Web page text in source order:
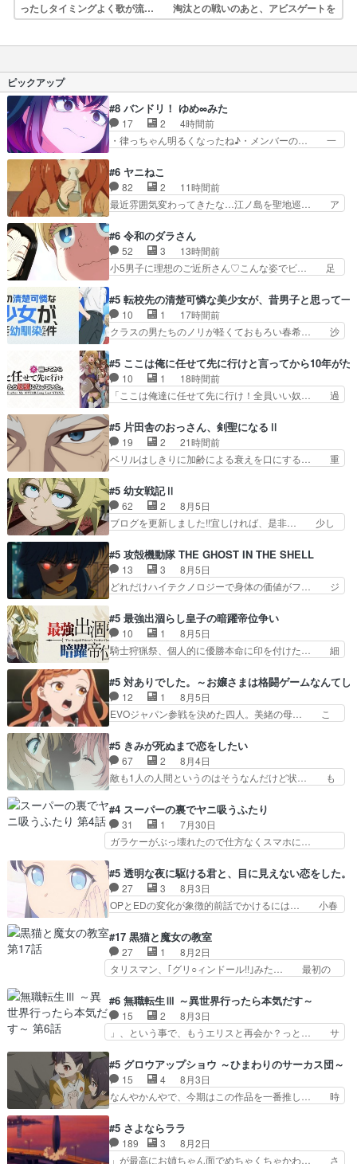
ったしタイミングよく歌が流… 淘汰との戦いのあと、アビスゲートを
誰が閉… どこからどう見てもただの追放系なろうハー… 元教え子
ピックアップ
#8 バンドリ！ ゆめ∞みた
17 2
4時間前
・律っちゃん明るくなったね♪・メンバーの… 一
はあなたが嫌いなんです」「バンドやめ… 何が起
きているのか！？次週、みゅーたいぷ… ビオラ
様、律ちゃんを奪うのではなく敢えて… 助けたい
気持ちはあるでも、それだけじゃど… あられ等の
イベント発生かなっと思ったけ… ようやくバンド
の中での深い対話やそこから… ああいうのまとめ
動画って言うんですか？あ…
#6 ヤニねこ
82 2
11時間前
最近雰囲気変わってきたな…江ノ島を聖地巡… ア
らけの汚部屋はガチでやめてずっこける… 第６話
をLeminoで視聴しました。視聴… モジャンボみ
たいになってますよヤクちゃん… 1合を直で飲む
のヤバいし、酔ってそのまま… 目をつけられたか
締め切り直前の「自分は… ヤクネコの後輩ムーブ
がしっかりしてて良か… アルねこ回等、ｽﾄｰﾘｰのﾁ
ｮｲｽは良く…
#6 令和のダラさん
52 3
13時間前
小5男子に理想のご近所さん♡こんな姿でビ… 足
在を信じる日向と友隆の出会いが夏… ダラさんの
6本の腕ってそういうことだった… もしかしても
しかしてが全てありまして『お… 『過去回想①』
しっかり男の子系趣味の薫◎… ガンバルゼーの
新田家のところに訪れ最初… おぉ、ビーム打っ
た！ダラさんも紋をコピー… ゲッターというか、
ガイキング・ザ・グレー…
#5 転校先の清楚可憐な美少女が、昔男子と思って一
10 1
17時間前
クラスの男たちのノリが軽くておもろい春希… 沙
もちゃんが透けブラしててびっくりして… レベル
のキャラが登場。相変わらず顔や体の… 隼人が春
希の級友を巻き込んだイジりに動じ… 第５話を
U-NEXTで視聴しました。視聴… ラブコメで天然
す隼人を見てなぜか不安に… 無理なダイエットは
禁物だけど、なかなか結… 「これからもお手入
れ、がんばりゅ」ありが…
#5 ここは俺に任せて先に行けと言ってから10年が
10 1
18時間前
「ここは俺達に任せて先に行け！全員いい奴… 過
鈴奈（@0suzuna0）が【マリー… 村ごと乗っ取
られてたら流石に気付かないか… 《漫画版少し読
んだことある》エリックとゴ… ロックは敵に容赦
無くブスっといくから気持… 勇者パーティー再結
構エグいことするよな… ねぇ猫耳ガール、敵の根
城に乗り込む事を同… 世もや替えが利くと復活P
とは？！もう来週…
#5 片田舎のおっさん、剣聖になるⅡ
19 2
21時間前
ベリルはしきりに加齢による衰えを口にする… 重
んじゃないですか。魔物の群を発見した… アマプ
ラにて視聴終わり！サーベルボア討伐… を言い訳
にしたくないものですねwボア狩り… 先生として
のベリルが好きだけど、今回みた… 4人だけでサ
ーベルボアが暴れてると聞い… ちょっと年齢の事
を言いすぎとゆーか言い訳… ベリルの母もやはり
只者じゃなかったかベリ…
#5 幼女戦記Ⅱ
62 2
8月5日
ブログを更新しました!!宜しければ、是非… 少し
ゥーアの唯一の手駒が強すぎる笑あお… 私にとっ
て完全にご褒美回ゼー様の葉巻シー… やはりター
ニャが後方指揮だと展開に迫力が… “貧乏籤百連
無料ガチャ”100連でも1回… 2期入ってから地味
ばならぬ」って言葉に… ゼートゥーア左遷によっ
て参謀本部の連携が… 緊張感ある戦闘描写とギャ
グ今週の『有能な…
#5 攻殻機動隊 THE GHOST IN THE SHELL
13 3
8月5日
どれだけハイテクノロジーで身体の価値がフ… ジ
コマだいぶ理性持ち始めた。この世界の… 原作読
んだのもう何年も前なのに、覚えてる… コイルの
汚職を突き止めるべくバトーの指導… やまとん1
号はどこの部分で使うのだろう？… 日本とロシア
primevideoで視聴しまし… 前回同様『イノセン
ス』を含む押井・神山版… 第５話「EPISODEラ
ストの母親の気持…
#5 最強出涸らし皇子の暗躍帝位争い
10 1
8月5日
騎士狩猟祭、個人的に優勝本命に印を付けた… 細
ナがチートすぎる笑アルは最初から自分… プラネ
ット・ウィズ展開アツいな「騎士狩猟… 麦茶どこ
ろかタイトル通り麦茶の出涸らしぐ… 第５話を
ABEMAで視聴しました。視聴に… 復讐に燃える
が“萌え”なのでこの娘が皇帝… ウサギ好きそうな
王女殿下がかわいい。幼馴… ついに始まった狩猟
祭。エルナの活躍で上位…
#5 対ありでした。～お嬢さまは格闘ゲームなんてし
12 1
8月5日
EVOジャパン参戦を決めた四人。美緒の母… こ
目は気品溢れてるのに中身は…美緒ママ… テー
マ：格ゲー大会に行くには？感想は、美… 大会を
前に格ゲー熱が高まる一方、百合の本… 東京で開
催される格ゲー大会に参加すること… Japanに向
めに東京へ!/でも観光よ… 旅の支度全部やってく
れる先輩、なんだかん… 第５話をｄアニメストア
で視聴しました。視…
#5 きみが死ぬまで恋をしたい
67 2
8月4日
敵も1人の人間というのはそうなんだけど状… も
を人間に戻して欲しいでも自分達が代わ… ご視聴
ありがとうございました見るたびに切… 誰かと思
ったらちゅー先輩か。しれっと相方… 第５話感
想：コ□した相手にも家族や…､戦… つらい回
ナとミミも可愛かった2人の関係… 確かに相手に
も家族や大切な人はいるけど、… 白シャツが作業
着みたいなもんなんですかね…
#4 スーパーの裏でヤニ吸うふたり
31 1
7月30日
ガラケーがぶっ壊れたので仕方なくスマホに…
はり出オチ感が否めず、エピソードの打率… 田山
さんが佐々木さんに沼っていく…こんな… 佐々木
さん、腕フェチなんですね笑最近まじ… 佐々木が
ガラケーからスマホに変えるって、… もうドラマ
ゃわない？佐々木さんの優しさ… 先行で見た時よ
り2人のやり取りに癒しを感… ABEMA版の7〜8
話佐々木が実年齢以上…
#5 透明な夜に駆ける君と、目に見えない恋をした。
27 3
8月3日
OPとEDの変化が象徴的前話でかけるには… 小春
か、こんな風に見えてるのかぁ。かける… 完全な
両片思いになりましたねぇ…OPとE… 余計な物
は描かず白く靄がかった小春ちゃん… 光も感じな
い完全な盲目なんやね…おめかし… 母役に能登さ
も描かれていて良かった本当… 股に海豚を挟み水
上バスでの会話を反芻…恋… OPEDとも無人バー
ジョンから主人公２人…
#17 黒猫と魔女の教室
27 1
8月2日
タリスマン、｢グリ○ィンドール!!｣みた… 最初の
ホントスピカが大好きだよね。ツン… 一等級ポテ
ンシャルのアリアちゃん可愛くて… そういや、ア
リアは能力は最上級のくせに、… とうとうアリア
と直接競う場がきたこれまで… 毎度ながらのスピ
マン趣味ダダ漏れで好き… 期末試験が始まろうと
しておりスピカは対策… 能力鑑定胸像タリスマン
氏容姿も評価してし…
#6 無職転生Ⅲ ～異世界行ったら本気だす～
15 2
8月3日
」、という事で、もうエリスと再会か？っと… サ
関係の清算が粛々と進められているサラ… サラと
の関係に対して完全に「昔の女」とし… ルーシー
にデレるルディが完全に親バカで微… サラとは会
ってほしいちゃんとした別れ方し… サラは未練0
キャラモヤモヤする別れ方だ… 役で出演させてい
ただきました！よろしくお… 毎クールメインヒロ
インを好きになっちゃう…
#5 グロウアップショウ ～ひまわりのサーカス団～
15 4
8月3日
なんやかんやで、今期はこの作品を一番推し… 時
愛すぎるな楠木ともりちゃんのね… デフォルメさ
れた表情が特に多かったのが印… 葵＆茜の回も良
きでした。あの証拠写真、ひ… 互いが互いのこと
#5 さよならララ
189 3
8月2日
」が最高にお姉ちゃん面でめちゃくちゃかわ… さ